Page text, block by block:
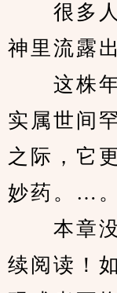
很多人
神里流露
这株年
实属世间
之际，它
妙药。…。
本章没
续阅读！